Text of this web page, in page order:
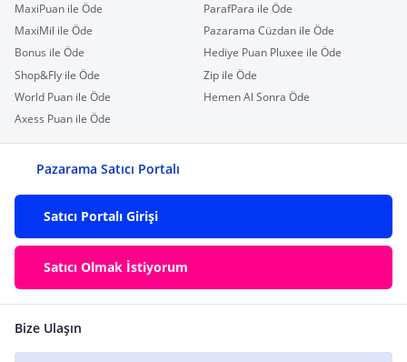
MaxiPuan ile Öde
ParafPara ile Öde
MaxiMil ile Öde
Pazarama Cüzdan ile Öde
Bonus ile Öde
Hediye Puan Pluxee ile Öde
Shop&Fly ile Öde
Zip ile Öde
World Puan ile Öde
Hemen Al Sonra Öde
Axess Puan ile Öde
Pazarama Satıcı Portalı
Satıcı Portalı Girişi
Satıcı Olmak İstiyorum
Bize Ulaşın